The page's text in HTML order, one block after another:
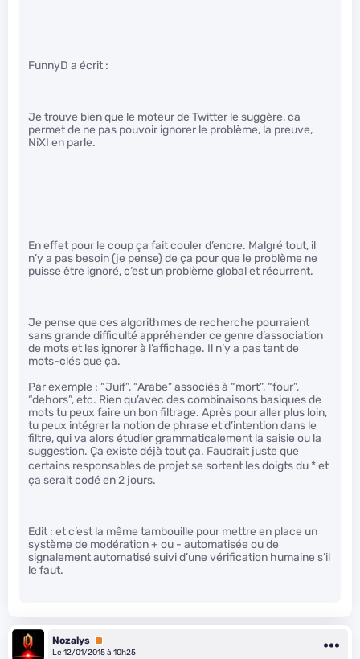
FunnyD a écrit :
Je trouve bien que le moteur de Twitter le suggère, ca
permet de ne pas pouvoir ignorer le problème, la preuve,
NiXI en parle.
En effet pour le coup ça fait couler d’encre. Malgré tout, il
n’y a pas besoin (je pense) de ça pour que le problème ne
puisse être ignoré, c’est un problème global et récurrent.
Je pense que ces algorithmes de recherche pourraient
sans grande difficulté appréhender ce genre d’association
de mots et les ignorer à l’affichage. Il n’y a pas tant de
mots-clés que ça.
Par exemple : “Juif”, “Arabe” associés à “mort”, “four”,
“dehors”, etc. Rien qu’avec des combinaisons basiques de
mots tu peux faire un bon filtrage. Après pour aller plus loin,
tu peux intégrer la notion de phrase et d’intention dans le
filtre, qui va alors étudier grammaticalement la saisie ou la
suggestion. Ça existe déjà tout ça. Faudrait juste que
certains responsables de projet se sortent les doigts du * et
ça serait codé en 2 jours.
Edit : et c’est la même tambouille pour mettre en place un
système de modération + ou - automatisée ou de
signalement automatisé suivi d’une vérification humaine s’il
le faut.
Nozalys Premium
Le 12/01/2015 à 10h25